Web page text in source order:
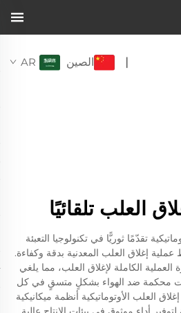
| الصين AR
العلب تلقائيًا
تقدّمًا ثوريًّا في تكنولوجيا التعبئة
إغلاق العلب المعدنية بدقة وكفاءة.
الكاملة لإغلاق العلب، مما يلغي
محكمة ضد الهواء بشكلٍ متسقٍ في كل
العلب الأوتوماتيكية أنظمة ميكانيكية